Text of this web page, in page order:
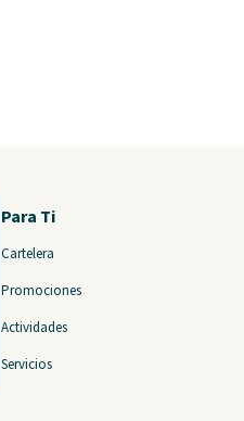
Para Ti
Cartelera
Promociones
Actividades
Servicios